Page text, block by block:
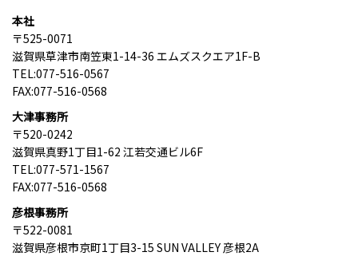
本社
〒525-0071
滋賀県草津市南笠東1-14-36 エムズスクエア1F-B
TEL:077-516-0567
FAX:077-516-0568
大津事務所
〒520-0242
滋賀県真野1丁目1-62 江若交通ビル6F
TEL:077-571-1567
FAX:077-516-0568
彦根事務所
〒522-0081
滋賀県彦根市京町1丁目3-15 SUN VALLEY 彦根2A